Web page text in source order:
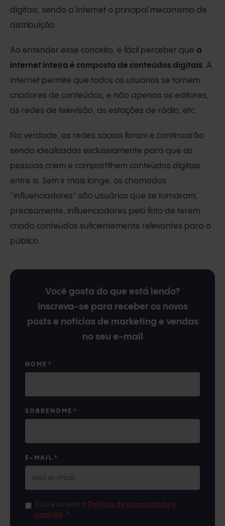
digitais, sendo a Internet o principal mecanismo de
distribuição.
Ao entender esse conceito, é fácil perceber que a
internet inteira é composta de conteúdos digitais. A
internet permite que todos os usuários se tornem
criadores de conteúdos, e não apenas os editores,
as redes de televisão, as estações de rádio, etc.
Na verdade, as redes sociais foram e continuarão
sendo idealizadas exclusivamente para que as
pessoas criem e compartilhem conteúdos digitais
entre si. Sem ir mais longe, os chamados
“influenciadores” são usuários que se tornaram,
precisamente, influenciadores pelo fato de terem
criado conteúdos suficientemente relevantes para o
público.
Você gosta do que está lendo?
Inscreva-se para receber os novos
posts e notícias de marketing e vendas
no seu e-mail
NOME *
SOBRENOME *
E-MAIL *
Política de privacidade e
cookies